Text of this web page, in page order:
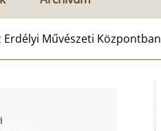
Erdélyi Művészeti Központban